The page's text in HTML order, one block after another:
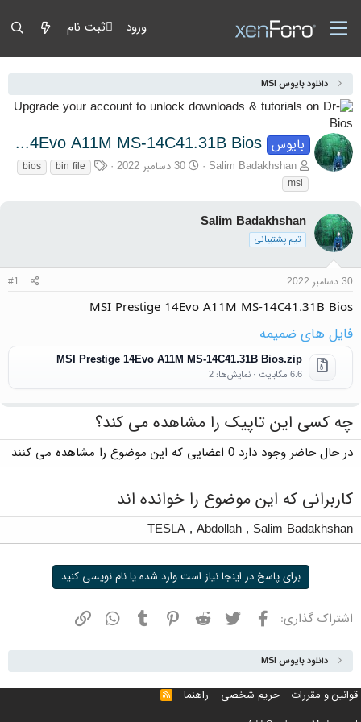
ورود ثبت نام
دانلود بایوس MSI
بایوس MSI Prestige 14Evo A11M MS-14C41.31B Bios
آغازگر گفتمان
Salim Badakhshan تاریخ شروع
30 دسامبر 2022 برچسب‌ها
bin file
bios
msi
Salim Badakhshan
تیم پشتیبانی
30 دسامبر 2022 #1
MSI Prestige 14Evo A11M MS-14C41.31B Bios
فایل های ضمیمه
MSI Prestige 14Evo A11M MS-14C41.31B Bios.zip
6.6 مگابایت · نمایش‌ها: 2
چه کسی این تاپیک را مشاهده می کند؟
در حال حاضر وجود دارد 0 اعضایی که این موضوع را مشاهده می کنند
کاربرانی که این موضوع را خوانده اند
Salim Badakhshan
,
Abdollah
,
TESLA
برای پاسخ در اینجا نیاز است وارد شده یا نام نویسی کنید
اشتراک گذاری: فیسبوک توییتر ردیت پینترستتامبلر واتسپ
دانلود بایوس MSI
قوانین و مقررات حریم شخصی راهنما خوراک